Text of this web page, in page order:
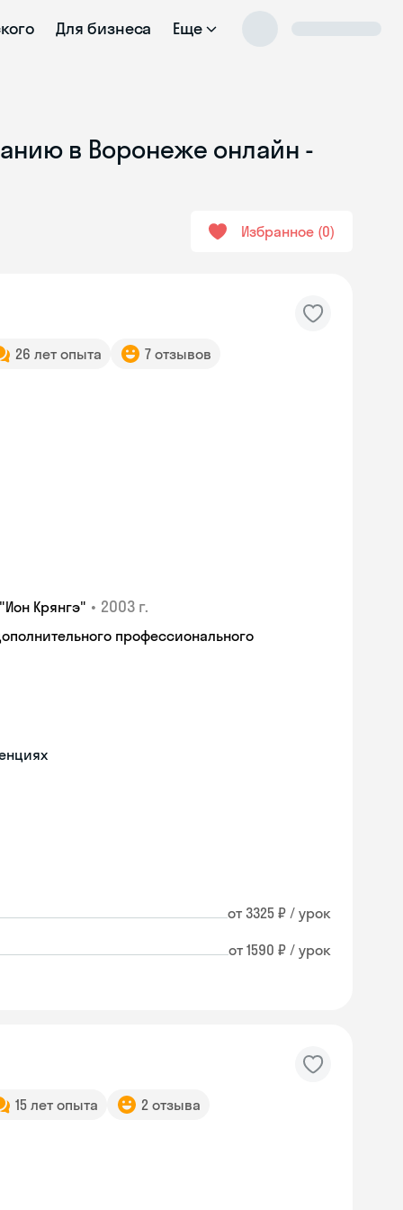
Для бизнеса Еще
в Воронеже онлайн -
Избранное 0
26 лет опыта 7 отзывов
Крянгэ" • 2003 г.
профессионального
от 3325 ₽ / урок
от 1590 ₽ / урок
15 лет опыта 2 отзыва